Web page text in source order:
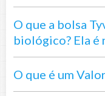
O que a bolsa
biológico? Ela é
O que é um